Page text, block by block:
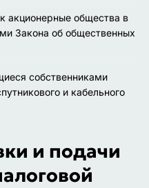
акционерные общества в
Закона об общественных
собственниками
и кабельного
и подачи